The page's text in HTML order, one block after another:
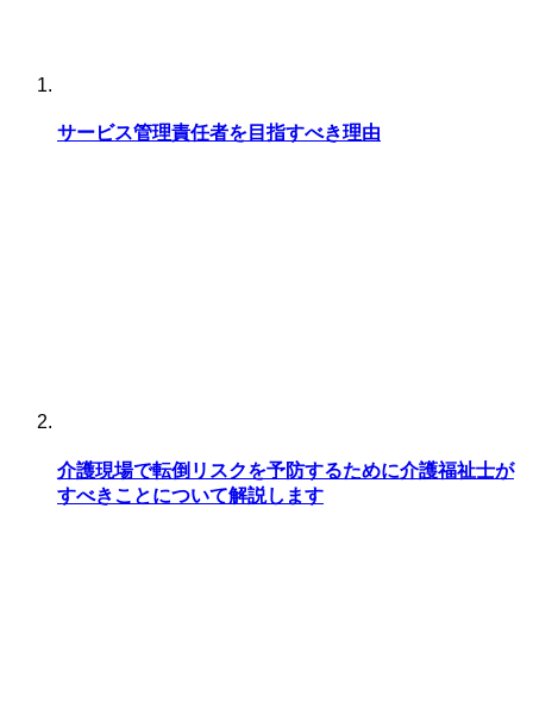
サービス管理責任者を目指すべき理由
介護現場で転倒リスクを予防するために介護福祉士が
すべきことについて解説します